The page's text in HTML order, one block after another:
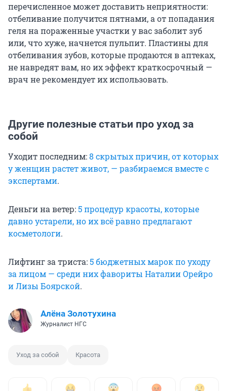
перечисленное может доставить неприятности:
отбеливание получится пятнами, а от попадания
геля на пораженные участки у вас заболит зуб
или, что хуже, начнется пульпит. Пластины для
отбеливания зубов, которые продаются в аптеках,
не навредят вам, но их эффект краткосрочный —
врач не рекомендует их использовать.
Другие полезные статьи про уход за
собой
Уходит последним:8 скрытых причин, от которых
у женщин растет живот, — разбираемся вместе с
экспертами.
Деньги на ветер:5 процедур красоты, которые
давно устарели, но их всё равно предлагают
косметологи.
Лифтинг за триста:5 бюджетных марок по уходу
за лицом — среди них фавориты Наталии Орейро
и Лизы Боярской.
Алёна Золотухина
Журналист НГС
Уход за собой Красота